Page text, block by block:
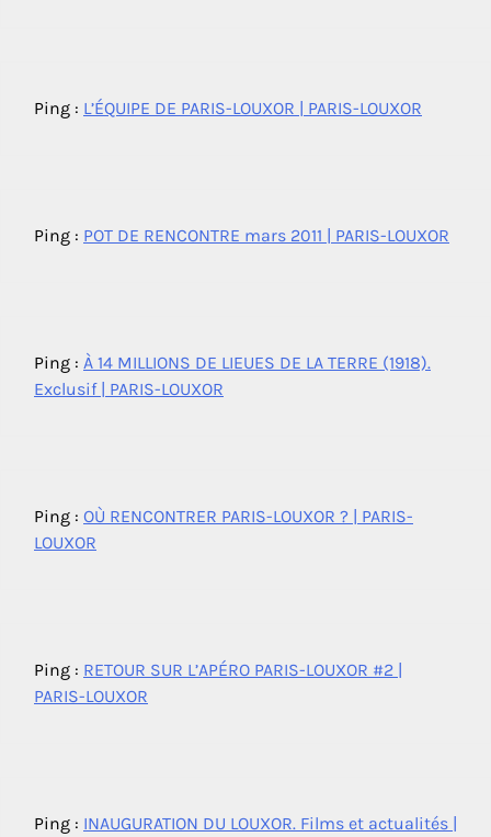
Ping : L’ÉQUIPE DE PARIS-LOUXOR | PARIS-LOUXOR
Ping : POT DE RENCONTRE mars 2011 | PARIS-LOUXOR
Ping : À 14 MILLIONS DE LIEUES DE LA TERRE (1918).
Exclusif | PARIS-LOUXOR
Ping : OÙ RENCONTRER PARIS-LOUXOR ? | PARIS-
LOUXOR
Ping : RETOUR SUR L’APÉRO PARIS-LOUXOR #2 |
PARIS-LOUXOR
Ping : INAUGURATION DU LOUXOR. Films et actualités |